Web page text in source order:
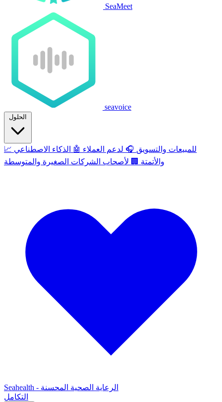
SeaMeet
seavoice
الحلول
📈 للمبيعات والتسويق 🎧 لدعم العملاء 🤖
الذكاء الاصطناعي
والأتمتة 🏢 لأصحاب الشركات الصغيرة والمتوسطة
Seahealth - الرعاية الصحية المحسنة
التكامل